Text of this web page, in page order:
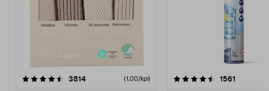
3814arvostelut (1,00/kpl)
4.5viidestä
1561
4.5viidestä